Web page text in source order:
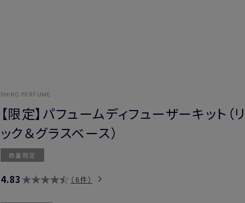
SHIRO PERFUME
【限定】パフュームディフューザーキット（
ック＆グラスベース）
数量限定
4.83 6件